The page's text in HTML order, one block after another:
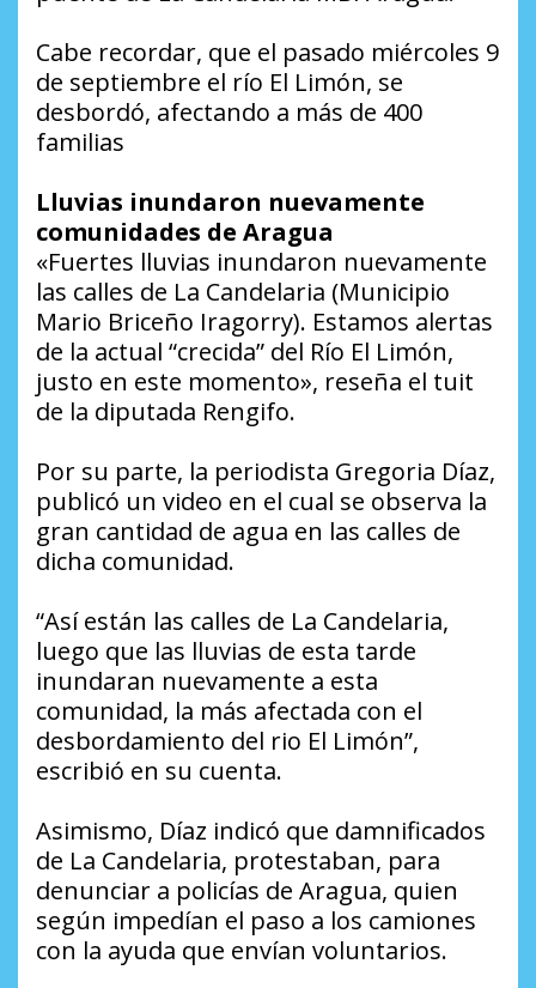
Cabe recordar, que el pasado miércoles 9
de septiembre el río El Limón, se
desbordó, afectando a más de 400
familias
Lluvias inundaron nuevamente
comunidades de Aragua
«Fuertes lluvias inundaron nuevamente
las calles de La Candelaria (Municipio
Mario Briceño Iragorry). Estamos alertas
de la actual “crecida” del Río El Limón,
justo en este momento», reseña el tuit
de la diputada Rengifo.
Por su parte, la periodista Gregoria Díaz,
publicó un video en el cual se observa la
gran cantidad de agua en las calles de
dicha comunidad.
“Así están las calles de La Candelaria,
luego que las lluvias de esta tarde
inundaran nuevamente a esta
comunidad, la más afectada con el
desbordamiento del rio El Limón”,
escribió en su cuenta.
Asimismo, Díaz indicó que damnificados
de La Candelaria, protestaban, para
denunciar a policías de Aragua, quien
según impedían el paso a los camiones
con la ayuda que envían voluntarios.